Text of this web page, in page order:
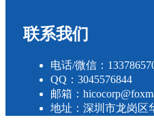
联系我们
电话/微信：
QQ：3045576844
邮箱：
地址：深圳市龙岗区